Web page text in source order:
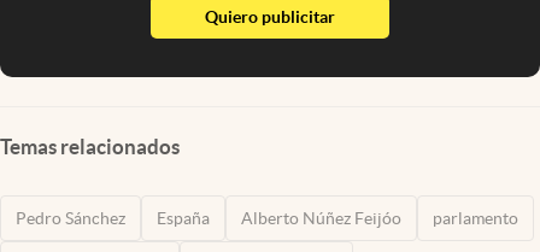
Quiero publicitarabre en nueva pestaña
Temas relacionados
Pedro Sánchez España Alberto Núñez Feijóo parlamento